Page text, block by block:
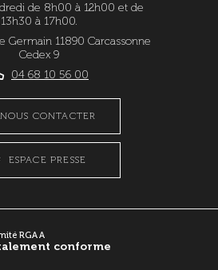
de 8h00 à 12h00 et de
13h30 à 17h00.
Germain 11890 Carcassonne
Cedex 9
04 68 10 56 00
NOUS CONTACTER
ESPACE PRESSE
RGAA
conforme